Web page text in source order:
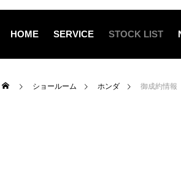
HOME SERVICE STOCK LIST
ショールーム ホンダ 御成約情報